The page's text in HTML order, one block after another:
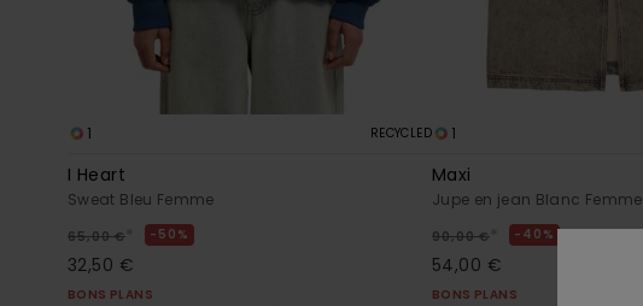
1 RECYCLED
I Heart
Sweat Bleu Femme
65,00 € * 50%
32,50 €
BONS PLANS
1
Maxi
Jupe en jean Blanc Femme
90,00 € * 40%
54,00 €
BONS PLANS